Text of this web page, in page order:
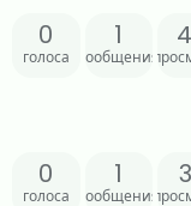
0
голоса
1
сообщения
0
голоса
1
сообщения